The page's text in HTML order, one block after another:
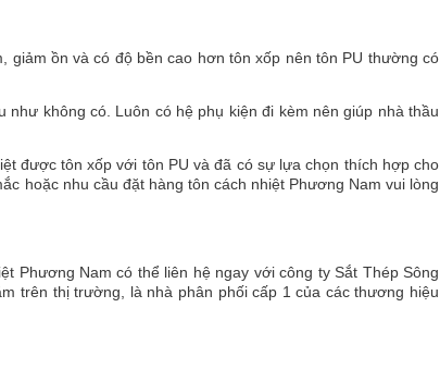
giảm ồn và có độ bền cao hơn tôn xốp nên tôn PU thường có
không có. Luôn có hệ phụ kiện đi kèm nên giúp nhà thầu
được tôn xốp với tôn PU và đã có sự lựa chọn thích hợp cho
hoặc nhu cầu đặt hàng tôn cách nhiệt Phương Nam vui lòng
Phương Nam có thể liên hệ ngay với công ty Sắt Thép Sông
trên thị trường, là nhà phân phối cấp 1 của các thương hiệu